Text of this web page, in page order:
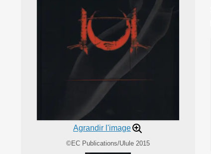
Agrandir l'image
©EC Publications/Ulule 2015